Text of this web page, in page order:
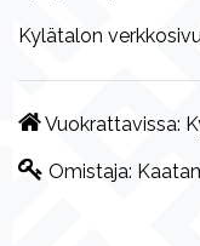
Kylätalon
Vuokrattavissa:
Omistaja: